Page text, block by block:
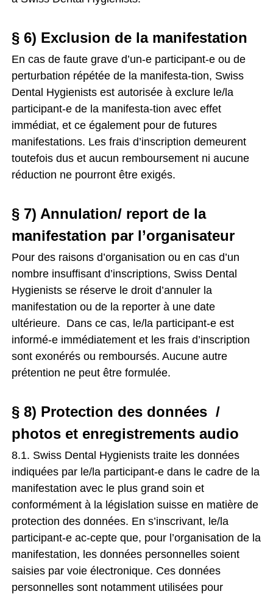
§ 6) Exclusion de la manifestation
En cas de faute grave d’un-e participant-e ou de
perturbation répétée de la manifesta-tion, Swiss
Dental Hygienists est autorisée à exclure le/la
participant-e de la manifesta-tion avec effet
immédiat, et ce également pour de futures
manifestations. Les frais d’inscription demeurent
toutefois dus et aucun remboursement ni aucune
réduction ne pourront être exigés.
§ 7) Annulation/ report de la
manifestation par l’organisateur
Pour des raisons d’organisation ou en cas d’un
nombre insuffisant d’inscriptions, Swiss Dental
Hygienists se réserve le droit d’annuler la
manifestation ou de la reporter à une date
ultérieure. Dans ce cas, le/la participant-e est
informé-e immédiatement et les frais d’inscription
sont exonérés ou remboursés. Aucune autre
prétention ne peut être formulée.
§ 8) Protection des données /
photos et enregistrements audio
8.1. Swiss Dental Hygienists traite les données
indiquées par le/la participant-e dans le cadre de la
manifestation avec le plus grand soin et
conformément à la législation suisse en matière de
protection des données. En s’inscrivant, le/la
participant-e ac-cepte que, pour l’organisation de la
manifestation, les données personnelles soient
saisies par voie électronique. Ces données
personnelles sont notamment utilisées pour